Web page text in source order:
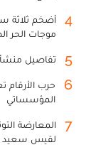
4
أضخم ثلاثة
موجات الحر
5 تفاصيل منشأة
6
حرب الأرقام
المؤسساتي
7
المعارضة
لقيس سعيد